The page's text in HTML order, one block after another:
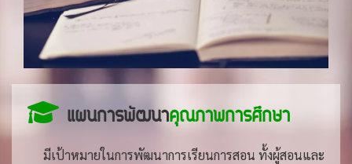
แผนการพัฒนาคุณภาพการศึกษา
มีเป้าหมายในการพัฒนาการเรียนการสอน ทั้งผู้สอนและ